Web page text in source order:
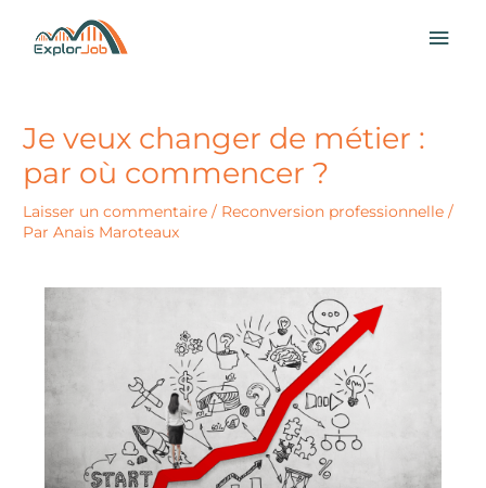
contenu
Je veux changer de métier :
par où commencer ?
Laisser un commentaire / Reconversion professionnelle /
ParAnais Maroteaux